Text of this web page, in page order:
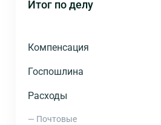
Итог по делу
Компенсация
Госпошлина
Расходы
— Почтовые